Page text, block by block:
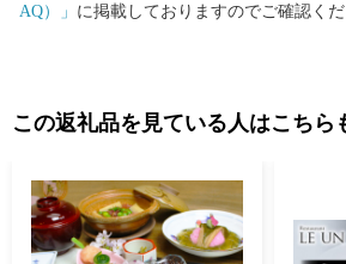
AQ）」 に掲載しておりますのでご確認くだ
この返礼品を見ている人はこちら